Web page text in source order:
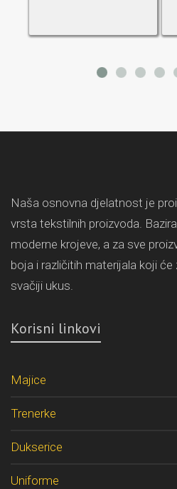
Naša osnovna djelatnost je
vrsta tekstilnih proizvoda.
moderne krojeve, a za sve
boja i različitih materijala koji
svačiji ukus.
Korisni linkovi
Majice
Trenerke
Dukserice
Uniforme